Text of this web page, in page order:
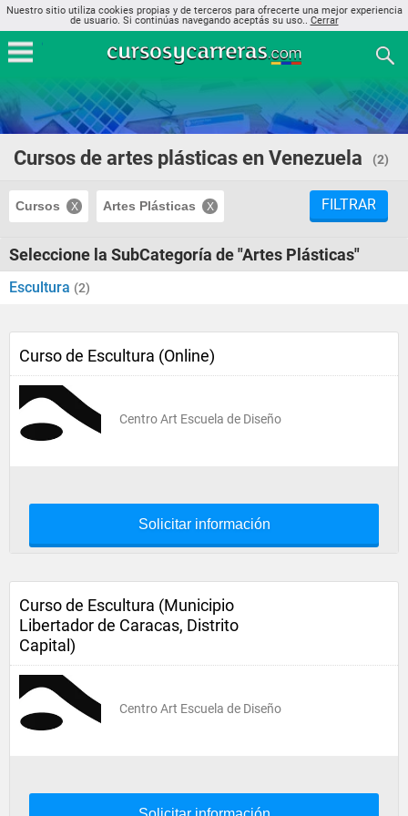
Nuestro sitio utiliza cookies propias y de terceros para ofrecerte una mejor experiencia
de usuario. Si continúas navegando aceptás su uso.. Cerrar
Cursos de artes plásticas en Venezuela (2)
Cursos Artes Plásticas FILTRAR
Seleccione la SubCategoría de "Artes Plásticas"
Escultura (2)
Curso de Escultura (Online)
Centro Art Escuela de Diseño
Solicitar información
Curso de Escultura (Municipio
Libertador de Caracas, Distrito
Capital)
Centro Art Escuela de Diseño